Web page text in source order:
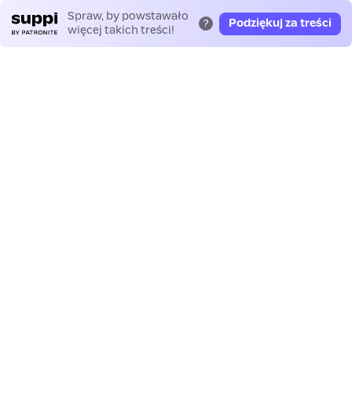
Spraw, by powstawało
więcej takich treści!
? Podziękuj za treści